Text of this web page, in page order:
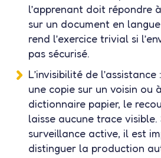
l’apprenant doit répondre
sur un document en
rend l’exercice trivial si
pas sécurisé.
L’invisibilité de l’assistance :
une copie sur un voisin ou
dictionnaire papier, le
laisse aucune trace visible.
surveillance active, il est
distinguer la production